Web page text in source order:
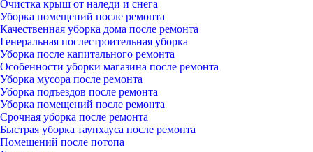
Очистка крыш от наледи и снега
Уборка помещений после ремонта
Качественная уборка дома после ремонта
Генеральная послестроительная уборка
Уборка после капитального ремонта
Особенности уборки магазина после ремонта
Уборка мусора после ремонта
Уборка подъездов после ремонта
Уборка помещений после ремонта
Срочная уборка после ремонта
Быстрая уборка таунхауса после ремонта
Помещений после потопа